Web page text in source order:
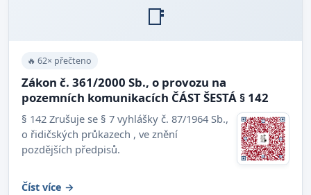
📑
🔥 62× přečteno
Zákon č. 361/2000 Sb., o provozu na
pozemních komunikacích ČÁST ŠESTÁ § 142
§ 142 Zrušuje se § 7 vyhlášky č. 87/1964 Sb.,
o řidičských průkazech , ve znění
pozdějších předpisů.
Číst více →